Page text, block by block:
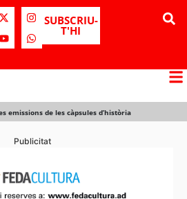
SUBSCRIU-
T'HI
emissions de les càpsules d’història
Publicitat